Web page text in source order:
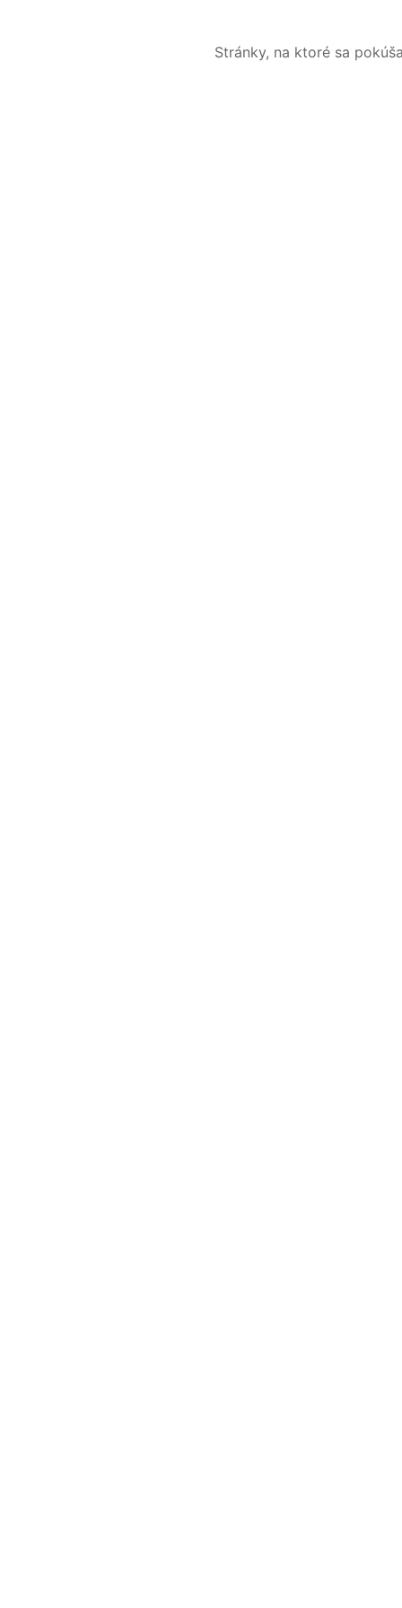
Stránky, na ktoré sa